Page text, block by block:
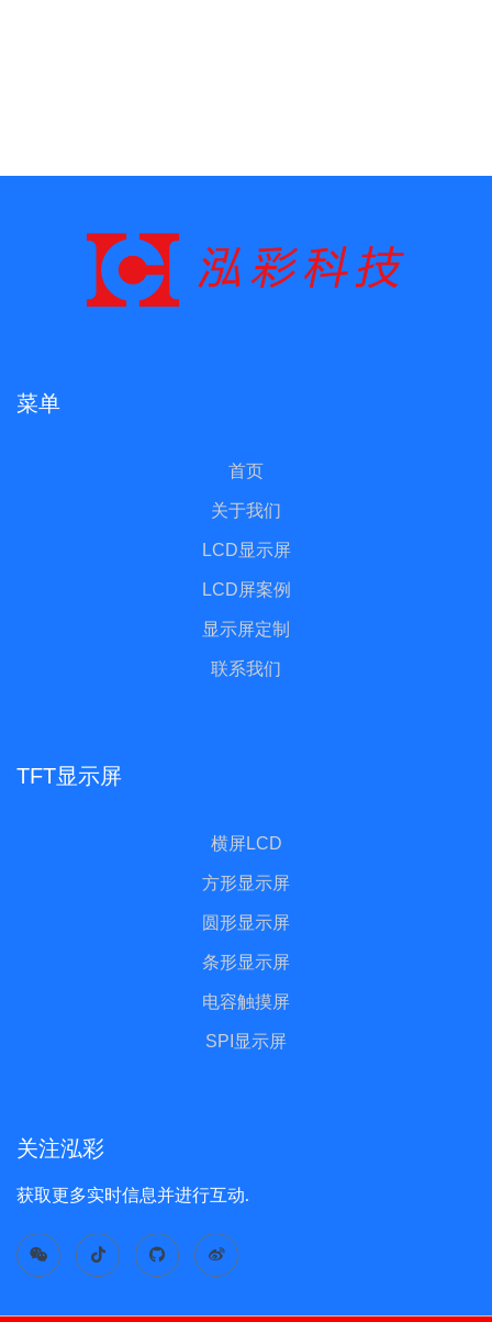
菜单
首页
关于我们
LCD显示屏
LCD屏案例
显示屏定制
联系我们
TFT显示屏
横屏LCD
方形显示屏
圆形显示屏
条形显示屏
电容触摸屏
SPI显示屏
关注泓彩
获取更多实时信息并进行互动.